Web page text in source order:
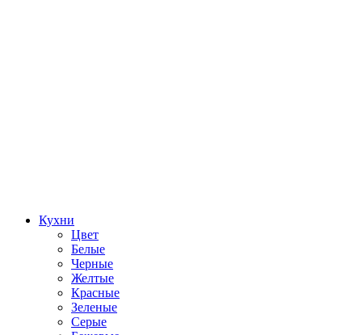
Кухни
Цвет
Белые
Черные
Желтые
Красные
Зеленые
Серые